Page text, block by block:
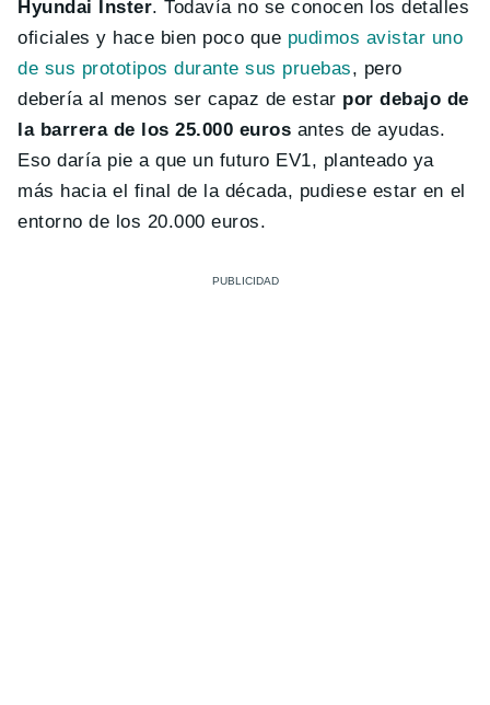
Hyundai Inster. Todavía no se conocen los detalles
oficiales y hace bien poco que pudimos avistar uno
de sus prototipos durante sus pruebas, pero
debería al menos ser capaz de estar por debajo de
la barrera de los 25.000 euros antes de ayudas.
Eso daría pie a que un futuro EV1, planteado ya
más hacia el final de la década, pudiese estar en el
entorno de los 20.000 euros.